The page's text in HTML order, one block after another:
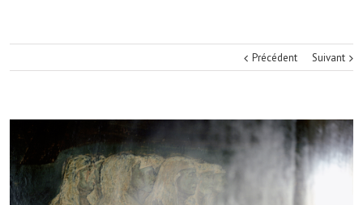
Précédent Suivant